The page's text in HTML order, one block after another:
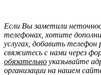
Если Вы заметили
телефонах, хотите
услугах, добавить
свяжитесь с нами через
обязательно указывайте
организации на нашем